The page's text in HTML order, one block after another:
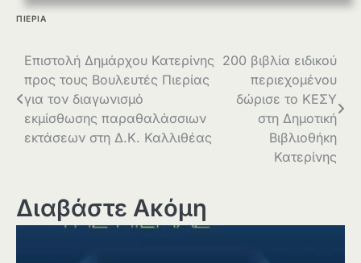
ΠΙΕΡΙΑ
Πλοήγηση
άρθρων
Επιστολή Δημάρχου Κατερίνης
προς τους Βουλευτές Πιερίας
για τον διαγωνισμό
εκμίσθωσης παραθαλάσσιων
εκτάσεων στη Δ.Κ. Καλλιθέας
200 βιβλία ειδικού
περιεχομένου
δώρισε το ΚΕΣΥ
στη Δημοτική
Βιβλιοθήκη
Κατερίνης
Διαβάστε Ακόμη